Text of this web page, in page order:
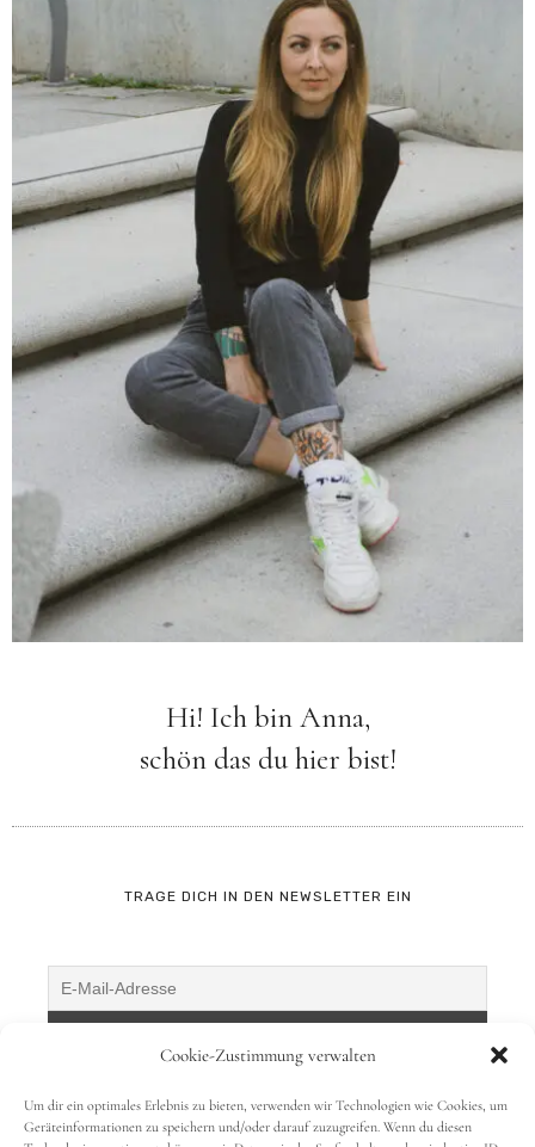
Cookie-Zustimmung verwalten
Um dir ein optimales Erlebnis zu bieten, verwenden wir Technologien wie Cookies, um
Geräteinformationen zu speichern und/oder darauf zuzugreifen. Wenn du diesen
Hi! Ich bin Anna,
schön das du hier bist!
TRAGE DICH IN DEN NEWSLETTER EIN